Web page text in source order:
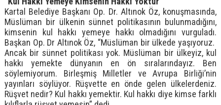
Kartal Belediye Başkanı Op. Dr. Altınok Öz, konuşmasında,
Müslüman bir ülkenin sünnet politikasının bulunmadığını,
kimsenin kul hakkı yemeye hakkı olmadığını vurguladı.
Başkan Op. Dr Altınok Öz, “Müslüman bir ülkede yaşıyoruz.
Ancak bir sünnet politikası yok. Müslüman bir ülkeyiz, kul
hakkı yemekte dünyanın en ön sıralarındayız. Ben
söylemiyorum. Birleşmiş Milletler ve Avrupa Birliği’nin
yayınları söylüyor. Rüşvette en önde gelen ülkelerdeniz.
Rüşvet nedir? Kul hakkı yemektir. Kul hakkı diye kimse farklı